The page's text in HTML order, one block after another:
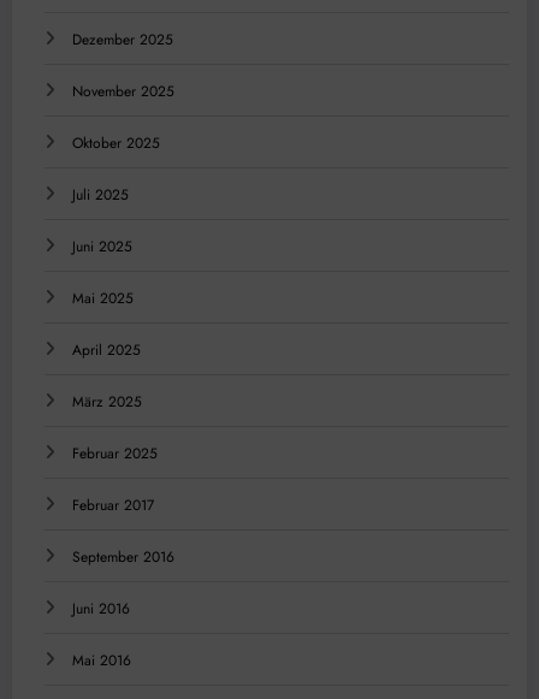
Dezember 2025
November 2025
Oktober 2025
Juli 2025
Juni 2025
Mai 2025
April 2025
März 2025
Februar 2025
Februar 2017
September 2016
Juni 2016
Mai 2016